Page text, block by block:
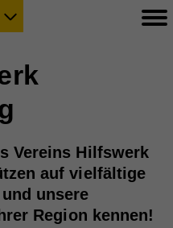
Vereins Hilfswerk
auf vielfältige
unsere
Region kennen!